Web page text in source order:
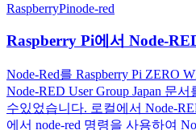
RaspberryPinode-red
Raspberry Pi에서 Node-
Node-Red를 Raspberry Pi ZERO
Node-RED User Group Japan 문
수있었습니다. 로컬에서 Node-
에서 node-red 명령을 사용하여